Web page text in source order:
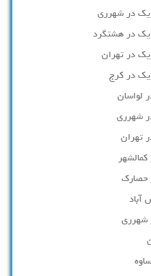
در شهرری
در هشتگرد
در تهران
در کرج
لواسان
شهرری
تهران
حصارك
آباد
شهرری